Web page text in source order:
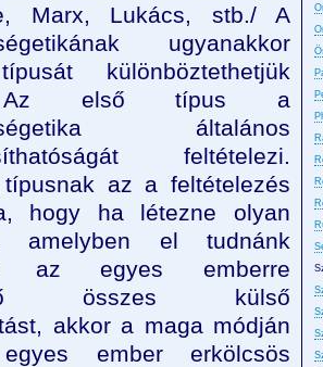
Marx, Lukács, stb./ A
ugyanakkor
különböztethetjük
Az első típus a
általános
feltételezi.
az a feltételezés
hogy ha létezne olyan
amelyben el tudnánk
az egyes emberre
összes külső
akkor a maga módján
ember erkölcsös